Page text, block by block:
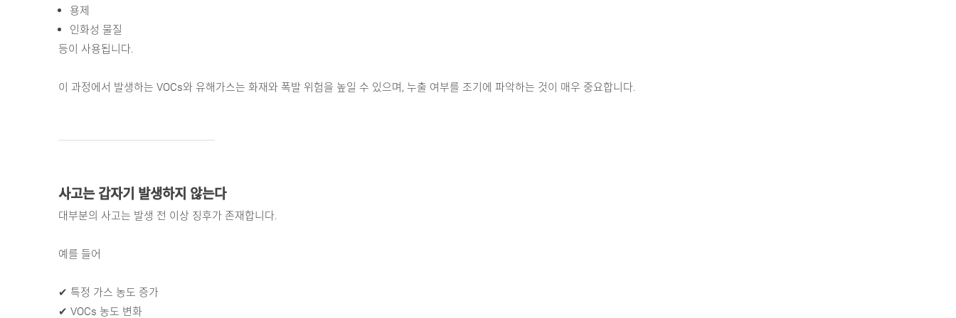
용제
인화성 물질
등이 사용됩니다.
이 과정에서 발생하는 VOCs와 유해가스는 화재와 폭발 위험을 높일 수 있으며, 누출 여부를 조기에 파악하는 것이 매우 중요합니다.
사고는 갑자기 발생하지 않는다
대부분의 사고는 발생 전 이상 징후가 존재합니다.
예를 들어
✔ 특정 가스 농도 증가
✔ VOCs 농도 변화